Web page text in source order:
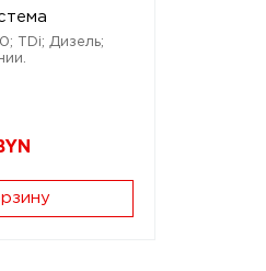
TDi; Дизель;